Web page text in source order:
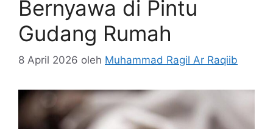
Bernyawa di Pintu
Gudang Rumah
8 April 2026 oleh Muhammad Ragil Ar Raqiib